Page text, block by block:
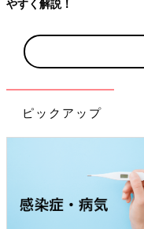
ピックアップ